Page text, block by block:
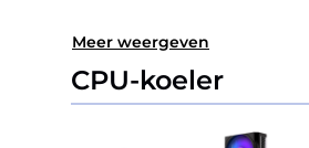
Meer weergeven
CPU-koeler